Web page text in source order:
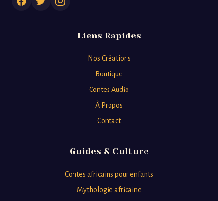
Liens Rapides
Nos Créations
Boutique
Contes Audio
À Propos
Contact
Guides & Culture
Contes africains pour enfants
Mythologie africaine